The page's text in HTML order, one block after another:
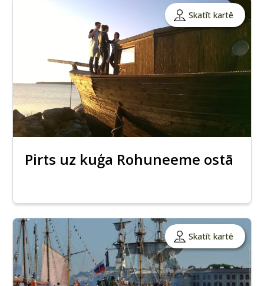
Skatīt kartē
Pirts uz kuģa Rohuneeme ostā
Skatīt kartē